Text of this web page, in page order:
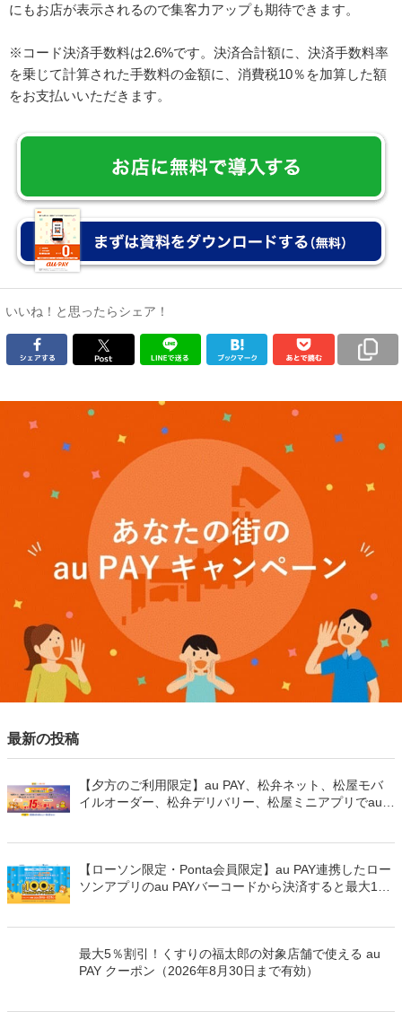
にもお店が表示されるので集客力アップも期待できます。
※コード決済手数料は2.6%です。決済合計額に、決済手数料率
を乗じて計算された手数料の金額に、消費税10％を加算した額
をお支払いいただきます。
いいね！と思ったらシェア！
最新の投稿
【夕方のご利用限定】au PAY、松弁ネット、松屋モバ
イルオーダー、松弁デリバリー、松屋ミニアプリでau
【ローソン限定・Ponta会員限定】au PAY連携したロー
ソンアプリのau PAYバーコードから決済すると最大100
最大5％割引！くすりの福太郎の対象店舗で使える au
PAY クーポン（2026年8月30日まで有効）